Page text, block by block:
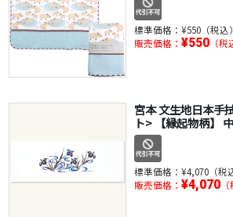
標準価格： ¥550（税込）
販売価格： ¥550（税
宮本 文生地日本手
ト> 【縁起物柄】
標準価格： ¥4,070（税
販売価格： ¥4,070（